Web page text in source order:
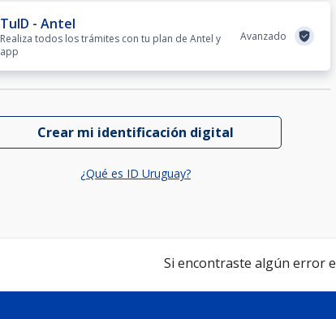
TuID - Antel
Realiza todos los trámites con tu plan de Antel y
app
Avanzado
Crear mi identificación digital
¿Qué es ID Uruguay?
Si encontraste algún error